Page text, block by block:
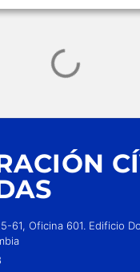
61, Oficina 601. Edificio